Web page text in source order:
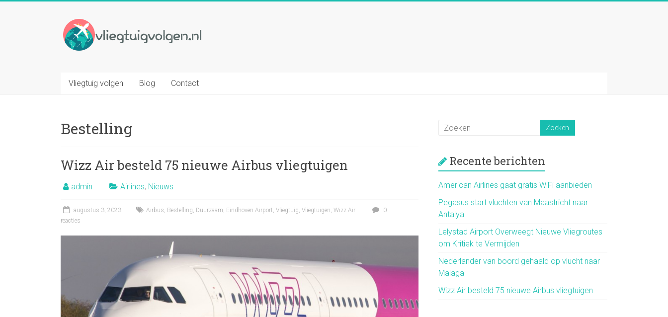
Vliegtuig
volgen
elk
basis
Vliegtuig volgen Blog Contact
Bestelling
Wizz Air besteld 75 nieuwe Airbus vliegtuigen
admin Airlines, Nieuws
augustus 3, 2023 Airbus, Bestelling, Duurzaam, Eindhoven Airport, Vliegtuig, Vliegtuigen, Wizz Air
0
reacties
Recente berichten
American Airlines gaat gratis WiFi aanbieden
Pegasus start vluchten van Maastricht naar
Antalya
Lelystad Airport Overweegt Nieuwe Vliegroutes
om Kritiek te Vermijden
Nederlander van boord gehaald op vlucht naar
Malaga
Wizz Air besteld 75 nieuwe Airbus vliegtuigen